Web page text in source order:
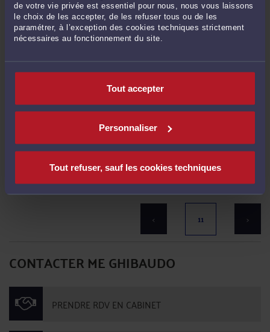
de votre vie privée est essentiel pour nous, nous vous laissons
le choix de les accepter, de les refuser tous ou de les
paramétrer, à l’exception des cookies techniques strictement
nécessaires au fonctionnement du site.
Tout accepter
Personnaliser
Tout refuser, sauf les cookies techniques
OBLIGATION D'INFORMATION ET LISTE EXHAUSTIVE DES
Par un arrêt en date du 6 février 2013 n°12.17.423 la Première Chambre Civile de
la Cour de Cassation a rendu une décision importante en matière d'étendue
d'obligation d'information. Le cas d'espèce : Le 19 janvier 2005, une patiente
subit une lipectomie avec une hospitalisation du 18 au 30 janvier 2005. Elle est
en arrêt maladie ...Lire la suite >
Il n'y a plus d'élément à afficher
< 11 >
CONTACTER ME GHIBAUDO
PRENDRE RDV EN CABINET